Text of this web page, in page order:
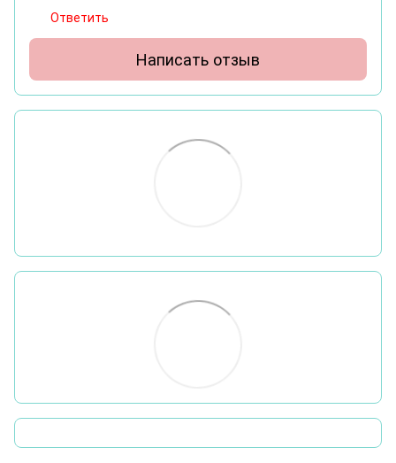
Ответить
Написать отзыв